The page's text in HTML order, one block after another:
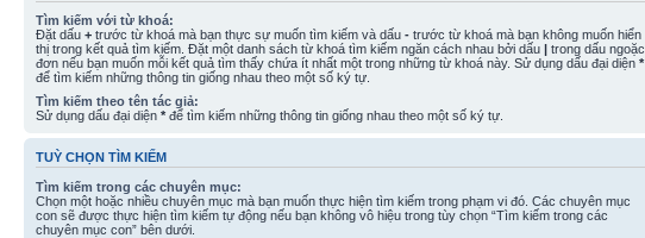
Tìm kiếm với từ khoá:
Đặt dấu + trước từ khoá mà bạn thực sự muốn tìm kiếm và dấu - trước từ khoá mà bạn không muốn hiển
thị trong kết quả tìm kiếm. Đặt một danh sách từ khoá tìm kiếm ngăn cách nhau bởi dấu | trong dấu ngoặc
đơn nếu bạn muốn mỗi kết quả tìm thấy chứa ít nhất một trong những từ khoá này. Sử dụng dấu đại diện *
để tìm kiếm những thông tin giống nhau theo một số ký tự.
Tìm kiếm theo tên tác giả:
Sử dụng dấu đại diện * để tìm kiếm những thông tin giống nhau theo một số ký tự.
TUỲ CHỌN TÌM KIẾM
Tìm kiếm trong các chuyên mục:
Chọn một hoặc nhiều chuyên mục mà bạn muốn thực hiện tìm kiếm trong phạm vi đó. Các chuyên mục
con sẽ được thực hiện tìm kiếm tự động nếu bạn không vô hiệu trong tùy chọn “Tìm kiếm trong các
chuyên mục con” bên dưới.